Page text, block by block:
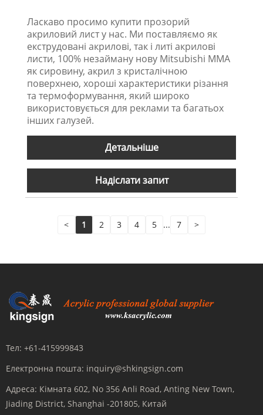
Ласкаво просимо купити прозорий
акриловий лист у нас. Ми поставляємо як
екструдовані акрилові, так і литі акрилові
листи, 100% незайману нову Mitsubishi MMA
як сировину, акрил з кристалічною
поверхнею, хороші характеристики різання
та термоформування, який широко
використовується для реклами та багатьох
інших галузей.
Детальніше
Надіслати запит
< 1 2 3 4 5 ... 7 >
Тел: +61-415999843
Електронна пошта: inquiry@shkingsign.com
Адреса: Кімната 602, No 356 Anli Road, Anting New Town,
Jiading District, Shanghai -201805, Китай